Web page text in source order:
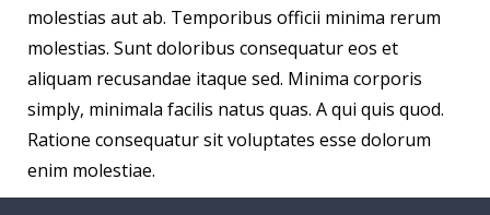
molestias aut ab. Temporibus officii minima rerum
molestias. Sunt doloribus consequatur eos et
aliquam recusandae itaque sed. Minima corporis
simply, minimala facilis natus quas. A qui quis quod.
Ratione consequatur sit voluptates esse dolorum
enim molestiae.